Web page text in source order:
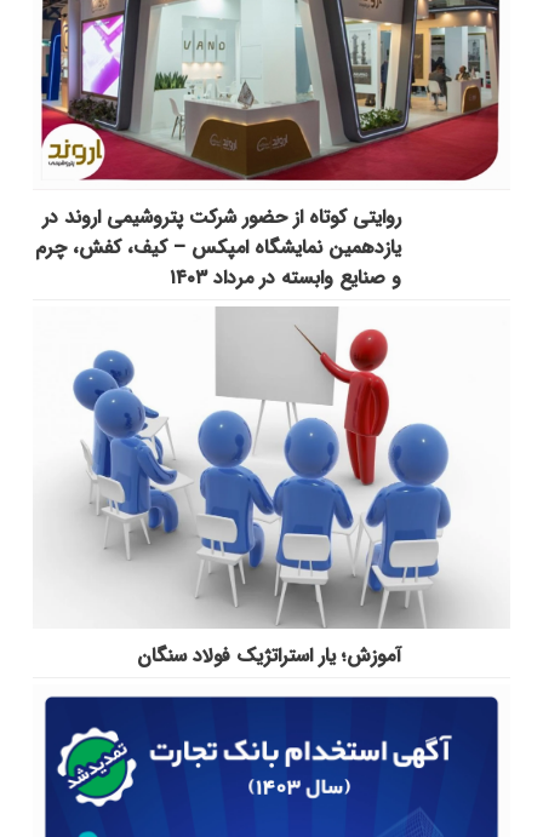
روایتی کوتاه از حضور شرکت پتروشیمی اروند در
یازدهمین نمایشگاه امپکس‌ – کیف، کفش، چرم
و صنایع وابسته در مرداد ۱۴۰۳
آموزش؛ یار استراتژیک فولاد سنگان